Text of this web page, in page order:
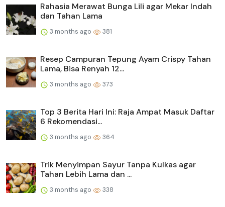
Rahasia Merawat Bunga Lili agar Mekar Indah
dan Tahan Lama
3 months ago 381
Resep Campuran Tepung Ayam Crispy Tahan
Lama, Bisa Renyah 12...
3 months ago 373
Top 3 Berita Hari Ini: Raja Ampat Masuk Daftar
6 Rekomendasi...
3 months ago 364
Trik Menyimpan Sayur Tanpa Kulkas agar
Tahan Lebih Lama dan ...
3 months ago 338